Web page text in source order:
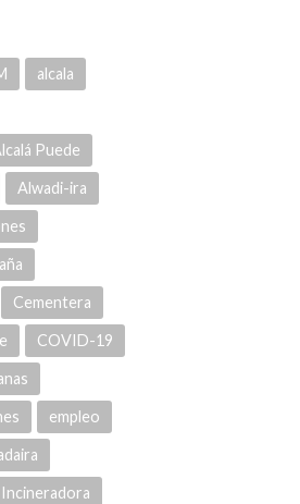
alcala
Puede
Alwadi-ira
Cementera
COVID-19
empleo
Incineradora